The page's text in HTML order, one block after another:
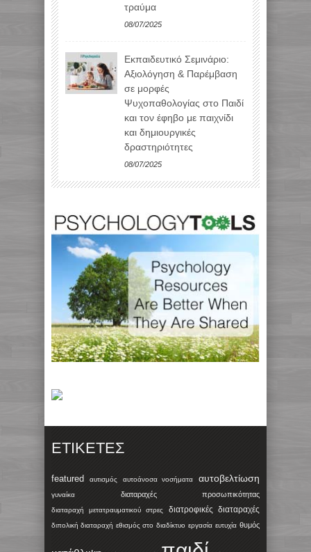
τραύμα
08/07/2025
Εκπαιδευτικό Σεμινάριο:
Αξιολόγηση & Παρέμβαση
σε μορφές
Ψυχοπαθολογίας στο Παιδί
και τον έφηβο με παιχνίδι
και δημιουργικές
δραστηριότητες
08/07/2025
ΕΤΙΚΈΤΕΣ
featured αυτισμός αυτοάνοσα νοσήματα αυτοβελτίωση
γυναίκα διαταραχές προσωπικότητας
διαταραχή μετατραυματικού στρες διατροφικές διαταραχές
διπολική διαταραχή εθισμός στο διαδίκτυο εργασία ευτυχία θυμός